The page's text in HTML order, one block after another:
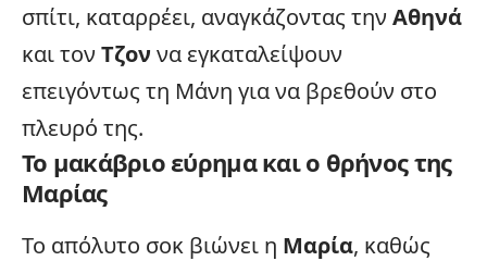
σπίτι, καταρρέει, αναγκάζοντας την Αθηνά
και τον Τζον να εγκαταλείψουν
επειγόντως τη Μάνη για να βρεθούν στο
πλευρό της.
Το μακάβριο εύρημα και ο θρήνος της
Μαρίας
Το απόλυτο σοκ βιώνει η Μαρία, καθώς